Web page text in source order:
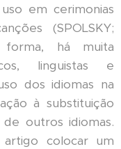
em cerimonias
(SPOLSKY;
forma, há muita
linguistas e
dos idiomas na
à substituição
outros idiomas.
colocar um